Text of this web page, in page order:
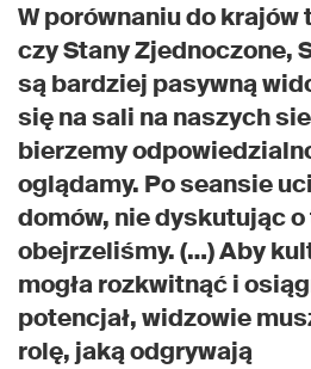
W porównaniu do
czy Stany Zjednoczone,
są bardziej pasywną
się na sali na naszych
bierzemy
oglądamy. Po seansie
domów, nie dyskutując o
obejrzeliśmy. (…) Aby
mogła rozkwitnąć i
potencjał, widzowie
rolę, jaką odgrywają